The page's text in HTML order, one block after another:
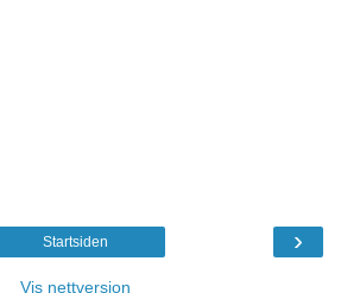
›
Startsiden
Vis nettversjon